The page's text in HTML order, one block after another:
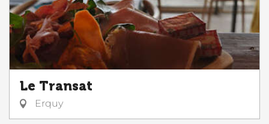
Le Transat
Erquy